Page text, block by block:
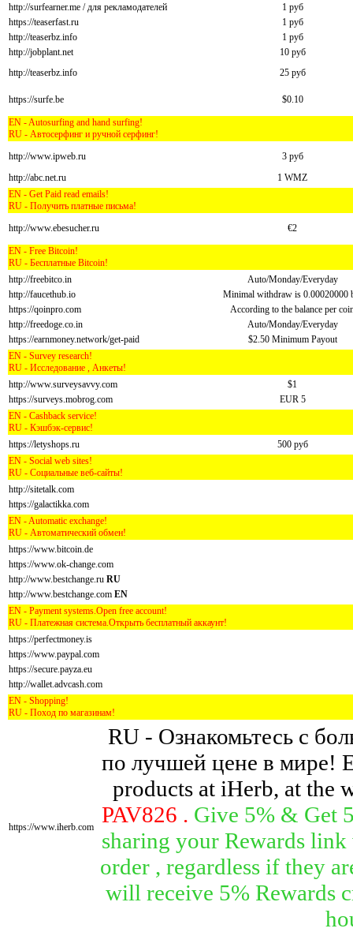
http://surfearner.me / для рекламодателей
1 руб
https://teaserfast.ru
1 руб
http://teaserbz.info
1 руб
http://jobplant.net
10 руб
http://teaserbz.info
25 руб
https://surfe.be $0.10
EN - Autosurfing and hand surfing!
RU - Автосерфинг и ручной серфинг!
http://www.ipweb.ru
3 руб
http://abc.net.ru
1 WMZ
EN - Get Paid read emails!
RU - Получить платные письма!
http://www.ebesucher.ru
€2
EN - Free Bitcoin!
RU - Бесплатные Bitcoin!
http://freebitco.in
Auto/Monday/Everyday
http://faucethub.io
Minimal withdraw is 0.00020000
https://qoinpro.com
According to the balance per
http://freedoge.co.in
Auto/Monday/Everyday
https://earnmoney.network/get-paid
$2.50 Minimum Payout
EN - Survey research!
RU - Исследование , Анкеты!
http://www.surveysavvy.com
$1
https://surveys.mobrog.com
EUR 5
EN - Cashback service!
RU - Кэшбэк-сервис!
https://letyshops.ru
500 руб
EN - Social web sites!
RU - Социальные веб-сайты!
http://sitetalk.com
https://galactikka.com
EN - Automatic exchange!
RU - Автоматический обмен!
https://www.bitcoin.de
https://www.ok-change.com
http://www.bestchange.ru RU
http://www.bestchange.com EN
EN - Payment systems.Open free account!
RU - Платежная система.Открыть бесплатный аккаунт!
https://perfectmoney.is
https://www.paypal.com
https://secure.payza.eu
http://wallet.advcash.com
EN - Shopping!
RU - Поход по магазинам!
https://www.iherb.com
RU - Ознакомьтесь с
по лучшей цене в мире!
products at iHerb, at the
PAV826 . Give 5% & Get
sharing your Rewards
order , regardless if they
will receive 5% Rewards